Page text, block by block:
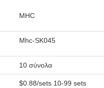
MHC
Mhc-SK045
10 σύνολα
$0.88/sets 10-99 sets